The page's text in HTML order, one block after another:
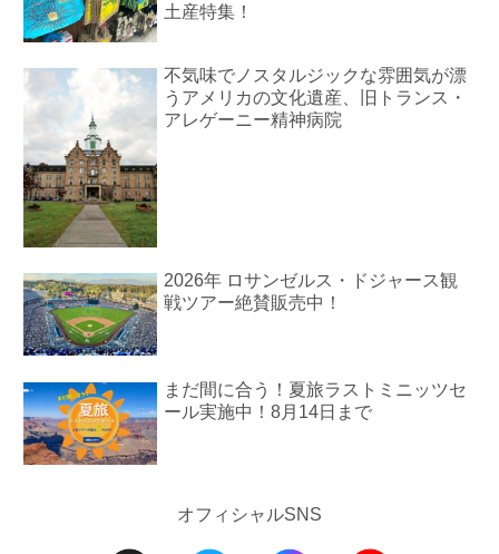
土産特集！
不気味でノスタルジックな雰囲気が漂
うアメリカの文化遺産、旧トランス・
アレゲーニー精神病院
2026年 ロサンゼルス・ドジャース観
戦ツアー絶賛販売中！
まだ間に合う！夏旅ラストミニッツセ
ール実施中！8月14日まで
オフィシャルSNS